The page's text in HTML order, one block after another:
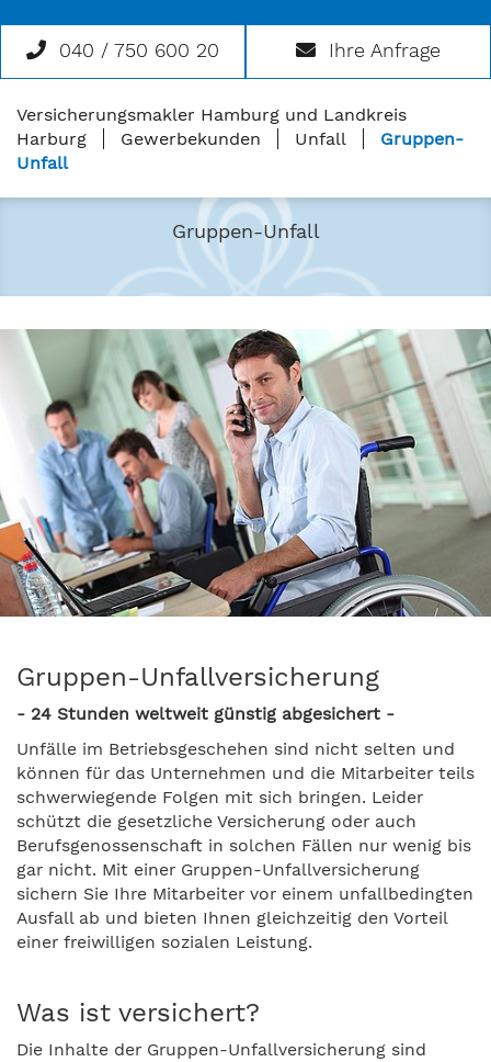
Ihre Anfrage
040 / 750 600 20
Versicherungsmakler Hamburg und Landkreis
Harburg
Gewerbekunden Unfall
Gruppen-
Unfall
Gruppen-Unfall
Gruppen-Unfallversicherung
- 24 Stunden weltweit günstig abgesichert -
Unfälle im Betriebsgeschehen sind nicht selten und
können für das Unternehmen und die Mitarbeiter teils
schwerwiegende Folgen mit sich bringen. Leider
schützt die gesetzliche Versicherung oder auch
Berufsgenossenschaft in solchen Fällen nur wenig bis
gar nicht. Mit einer Gruppen-Unfallversicherung
sichern Sie Ihre Mitarbeiter vor einem unfallbedingten
Ausfall ab und bieten Ihnen gleichzeitig den Vorteil
einer freiwilligen sozialen Leistung.
Was ist versichert?
Die Inhalte der Gruppen-Unfallversicherung sind